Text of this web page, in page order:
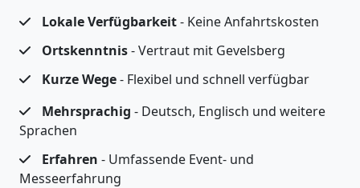
Lokale Verfügbarkeit- Keine Anfahrtskosten
Ortskenntnis- Vertraut mit Gevelsberg
Kurze Wege- Flexibel und schnell verfügbar
Mehrsprachig - Deutsch, Englisch und weitere
Sprachen
Erfahren - Umfassende Event- und
Messeerfahrung